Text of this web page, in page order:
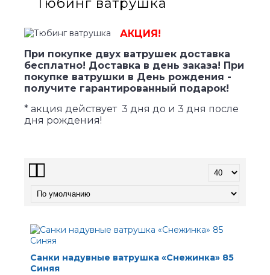
Тюбинг ватрушка
АКЦИЯ!
При покупке двух ватрушек доставка
бесплатно! Доставка в день заказа! При
покупке ватрушки в День рождения -
получите гарантированный подарок!
* акция действует 3 дня до и 3 дня после
дня рождения!
Санки надувные ватрушка «Снежинка» 85
Cиняя